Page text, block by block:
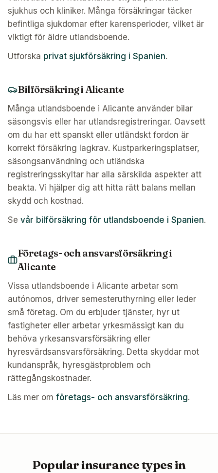
sjukhus och kliniker. Många försäkringar täcker
befintliga sjukdomar efter karensperioder, vilket är
viktigt för äldre utlandsboende.
Utforska privat sjukförsäkring i Spanien.
Bilförsäkring i Alicante
Många utlandsboende i Alicante använder bilar
säsongsvis eller har utlandsregistreringar. Oavsett
om du har ett spanskt eller utländskt fordon är
korrekt försäkring lagkrav. Kustparkeringsplatser,
säsongsanvändning och utländska
registreringsskyltar har alla särskilda aspekter att
beakta. Vi hjälper dig att hitta rätt balans mellan
skydd och kostnad.
Se vår bilförsäkring för utlandsboende i Spanien.
Företags- och ansvarsförsäkring i
Alicante
Vissa utlandsboende i Alicante arbetar som
autónomos, driver semesteruthyrning eller leder
små företag. Om du erbjuder tjänster, hyr ut
fastigheter eller arbetar yrkesmässigt kan du
behöva yrkesansvarsförsäkring eller
hyresvärdsansvarsförsäkring. Detta skyddar mot
kundanspråk, hyresgästproblem och
rättegångskostnader.
Läs mer om företags- och ansvarsförsäkring.
Popular insurance types in